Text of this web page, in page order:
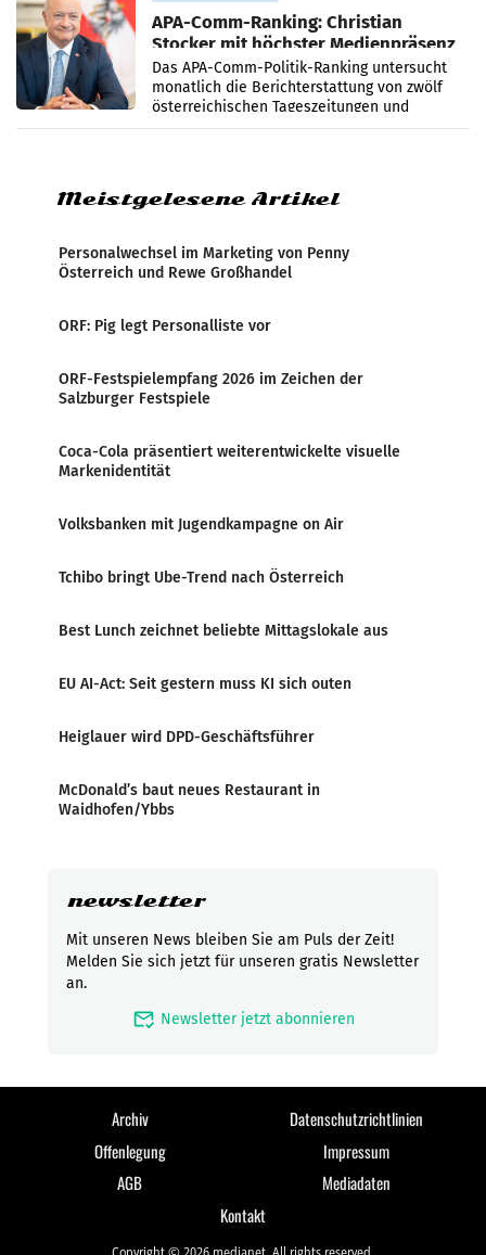
APA-Comm-Ranking: Christian
Stocker mit höchster Medienpräsenz
im Juli
Das APA-Comm-Politik-Ranking untersucht
monatlich die Berichterstattung von zwölf
österreichischen Tageszeitungen und
analysiert, welche Politikerinnen und
Meistgelesene Artikel
Personalwechsel im Marketing von Penny
Österreich und Rewe Großhandel
ORF: Pig legt Personalliste vor
ORF-Festspielempfang 2026 im Zeichen der
Salzburger Festspiele
Coca-Cola präsentiert weiterentwickelte visuelle
Markenidentität
Volksbanken mit Jugendkampagne on Air
Tchibo bringt Ube-Trend nach Österreich
Best Lunch zeichnet beliebte Mittagslokale aus
EU AI-Act: Seit gestern muss KI sich outen
Heiglauer wird DPD-Geschäftsführer
McDonald’s baut neues Restaurant in
Waidhofen/Ybbs
newsletter
Mit unseren News bleiben Sie am Puls der Zeit!
Melden Sie sich jetzt für unseren gratis Newsletter
an.
mark_email_read Newsletter jetzt abonnieren
Archiv
Datenschutzrichtlinien
Offenlegung
Impressum
AGB
Mediadaten
Kontakt